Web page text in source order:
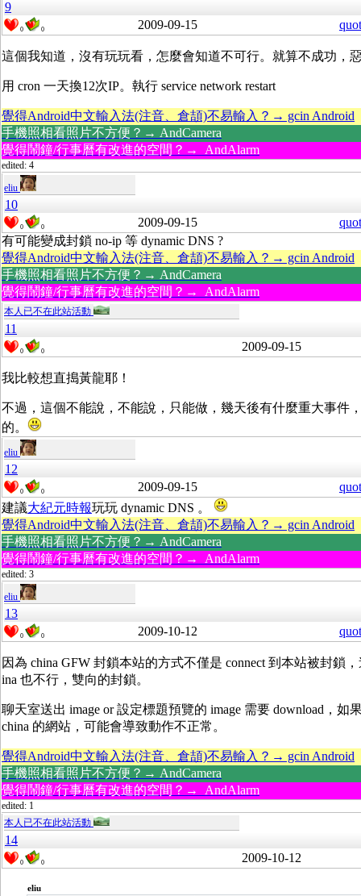
9
0 0 2009-09-15
這個我知道，沒有玩玩看，怎麼會知道不可行。就算不成功，
用 cron 一天換12次IP。執行 service network restart
覺得Android中文輸入法(注音、倉頡)不易輸入？→ gcin Android
手機照相看照片不方便？→ AndCamera
覺得鬧鐘/行事曆有改進的空間？→ AndAlarm
edited: 4
eliu
10
0 0 2009-09-15
有可能變成封鎖 no-ip 等 dynamic DNS ?
覺得Android中文輸入法(注音、倉頡)不易輸入？→ gcin Android
手機照相看照片不方便？→ AndCamera
覺得鬧鐘/行事曆有改進的空間？→ AndAlarm
本人已不在此站活動
11
0 0 2009-09-15
我比較想直搗黃龍耶！
不過，這個不能說，不能說，只能做，幾天後有什麼重大事件
的。
eliu
12
0 0 2009-09-15
建議大紀元時報玩玩 dynamic DNS 。
覺得Android中文輸入法(注音、倉頡)不易輸入？→ gcin Android
手機照相看照片不方便？→ AndCamera
覺得鬧鐘/行事曆有改進的空間？→ AndAlarm
edited: 3
eliu
13
0 0 2009-10-12
因為 china GFW 封鎖本站的方式不僅是 connect 到本站被封鎖，
ina 也不行，雙向的封鎖。
聊天室送出 image or 設定標題預覽的 image 需要 download，如
china 的網站，可能會導致動作不正常。
覺得Android中文輸入法(注音、倉頡)不易輸入？→ gcin Android
手機照相看照片不方便？→ AndCamera
覺得鬧鐘/行事曆有改進的空間？→ AndAlarm
edited: 1
本人已不在此站活動
14
0 0 2009-10-12
eliu